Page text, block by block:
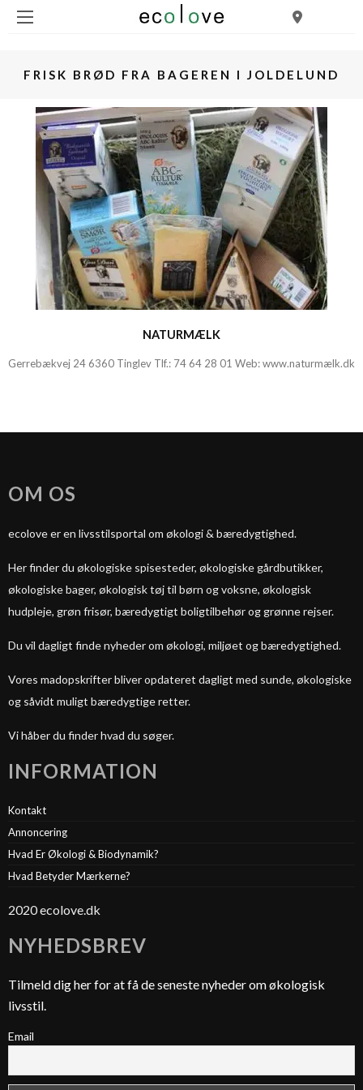
FRISK BRØD FRA BAGEREN I JOLDELUND
NATURMÆLK
Gerrebækvej 24 6360 Tinglev Tlf.: 74 64 28 01 Web:www.naturmælk.dk
OM OS
ecolove er en livsstilsportal om økologi & bæredygtighed.
Her finder du økologiske spisesteder, økologiske gårdbutikker,
økologiske bager, økologisk tøj til børn og voksne, økologisk
hudpleje, grøn frisør, bæredygtigt boligtilbehør og grønne rejser.
Du vil dagligt finde nyheder om økologi, miljøet og bæredygtighed.
Vores madopskrifter bliver opdateret dagligt med sunde, økologiske
og såvidt muligt bæredygtige retter.
Vi håber du finder hvad du søger.
INFORMATION
Kontakt
Annoncering
Hvad Er Økologi & Biodynamik?
Hvad Betyder Mærkerne?
2020 ecolove.dk
NYHEDSBREV
Tilmeld dig her for at få de seneste nyheder om økologisk
livsstil.
Email